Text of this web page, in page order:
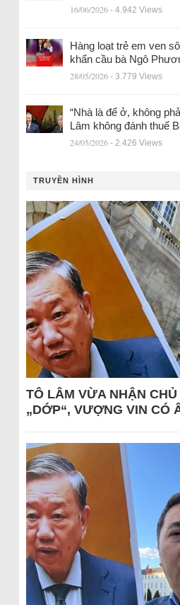
16/06/2026 - 4.942 Views
Hàng loạt trẻ em ven
khẩn cầu bà Ngô
28/05/2026 - 3.779 Views
“Nhà là để ở, không
Lâm không đánh thuế
24/05/2026 - 2.426 Views
TRUYỀN HÌNH
TÔ LÂM VỪA NHẬN
„DỚP“, VƯỢNG VIN CÓ